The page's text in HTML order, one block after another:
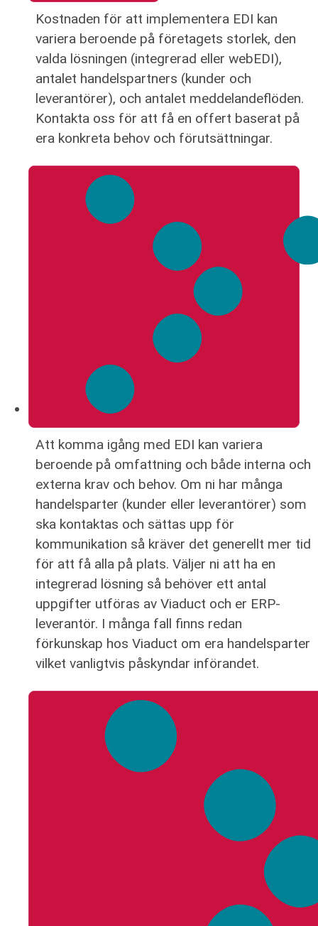
Kostnaden för att implementera EDI kan
variera beroende på företagets storlek, den
valda lösningen (integrerad eller webEDI),
antalet handelspartners (kunder och
leverantörer), och antalet meddelandeflöden.
Kontakta oss för att få en offert baserat på
era konkreta behov och förutsättningar.
Att komma igång med EDI kan variera
beroende på omfattning och både interna och
externa krav och behov. Om ni har många
handelsparter (kunder eller leverantörer) som
ska kontaktas och sättas upp för
kommunikation så kräver det generellt mer tid
för att få alla på plats. Väljer ni att ha en
integrerad lösning så behöver ett antal
uppgifter utföras av Viaduct och er ERP-
leverantör. I många fall finns redan
förkunskap hos Viaduct om era handelsparter
vilket vanligtvis påskyndar införandet.